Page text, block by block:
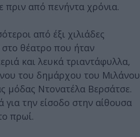
πριν από πενήντα χρόνια.
από έξι χιλιάδες
θέατρο που ήταν
και λευκά τριαντάφυλλα,
του δημάρχου του Μιλάνου
μόδας Ντονατέλα Βερσάτσε.
την είσοδο στην αίθουσα
πρωί.